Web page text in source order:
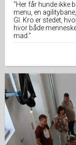
“Her får hunde ikke
menu, en
Gl. Kro er stedet,
hvor både
mad.”